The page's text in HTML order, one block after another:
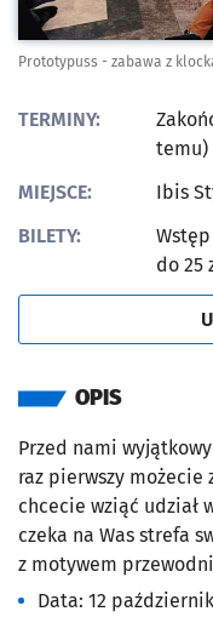
Prototypuss - zabawa z
TERMINY:
temu)
MIEJSCE:
Ibis
BILETY:
do 25
OPIS
Przed nami
raz pierwszy możecie
chcecie wziąć udział
czeka na Was strefa
z motywem
Data: 12